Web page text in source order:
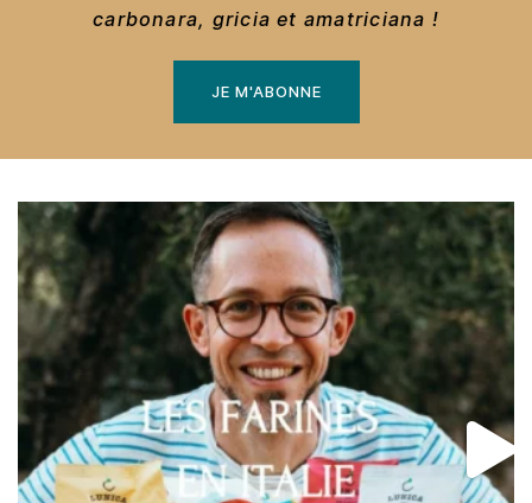
carbonara, gricia et amatriciana !
JE M'ABONNE